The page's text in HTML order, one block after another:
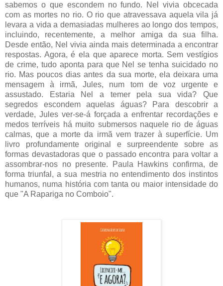
sabemos o que escondem no fundo. Nel vivia obcecada
com as mortes no rio. O rio que atravessava aquela vila já
levara a vida a demasiadas mulheres ao longo dos tempos,
incluindo, recentemente, a melhor amiga da sua filha.
Desde então, Nel vivia ainda mais determinada a encontrar
respostas. Agora, é ela que aparece morta. Sem vestígios
de crime, tudo aponta para que Nel se tenha suicidado no
rio. Mas poucos dias antes da sua morte, ela deixara uma
mensagem à irmã, Jules, num tom de voz urgente e
assustado. Estaria Nel a temer pela sua vida? Que
segredos escondem aquelas águas? Para descobrir a
verdade, Jules ver-se-á forçada a enfrentar recordações e
medos terríveis há muito submersos naquele rio de águas
calmas, que a morte da irmã vem trazer à superfície. Um
livro profundamente original e surpreendente sobre as
formas devastadoras que o passado encontra para voltar a
assombrar-nos no presente. Paula Hawkins confirma, de
forma triunfal, a sua mestria no entendimento dos instintos
humanos, numa história com tanta ou maior intensidade do
que "A Rapariga no Comboio".